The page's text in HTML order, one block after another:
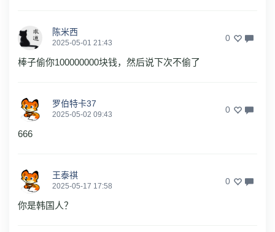
陈米西
2025-05-01 21:43 0
棒子偷你100000000块钱，然后说下次不偷了
罗伯特卡37
2025-05-02 09:43 0
666
王泰祺
2025-05-17 17:58 0
你是韩国人？